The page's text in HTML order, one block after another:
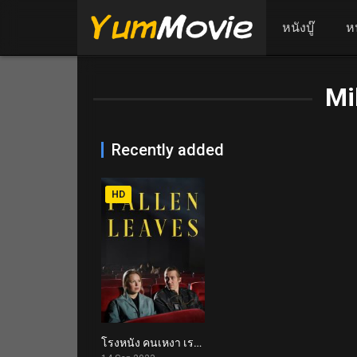
หนังบู๊ ห
Recently added
7.3
HD
โรงหนัง คนเหงา เรา 2 คน Fallen Leaves (2023)